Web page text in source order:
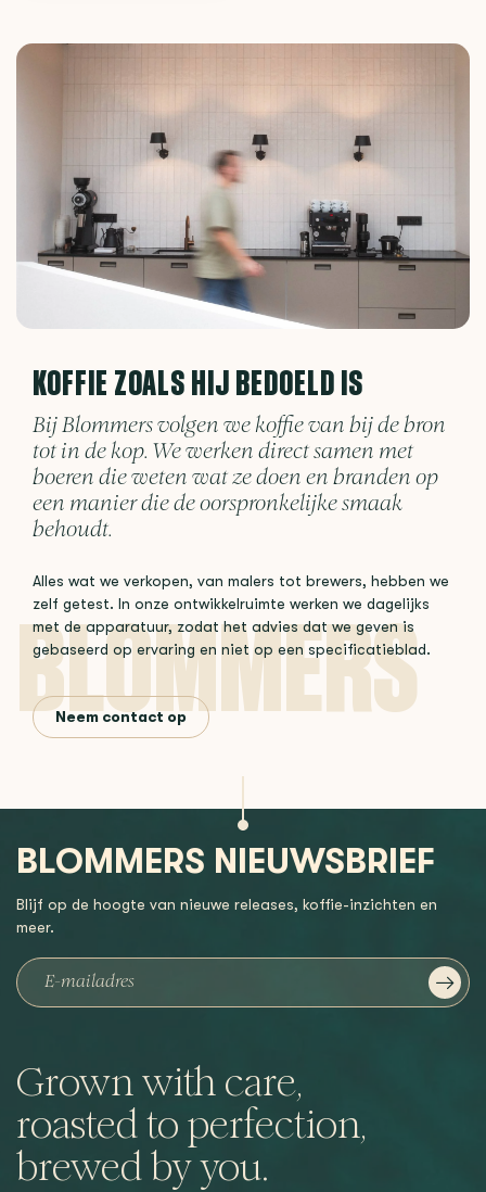
KOFFIE ZOALS HIJ BEDOELD IS
Bij Blommers volgen we koffie van bij de bron
tot in de kop. We werken direct samen met
boeren die weten wat ze doen en branden op
een manier die de oorspronkelijke smaak
behoudt.
Alles wat we verkopen, van malers tot brewers, hebben we
zelf getest. In onze ontwikkelruimte werken we dagelijks
met de apparatuur, zodat het advies dat we geven is
gebaseerd op ervaring en niet op een specificatieblad.
Neem contact op
Grown with care,
roasted to perfection,
brewed by you.
BLOMMERS NIEUWSBRIEF
Blijf op de hoogte van nieuwe releases, koffie-inzichten en
meer.